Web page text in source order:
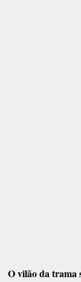
O vilão da trama